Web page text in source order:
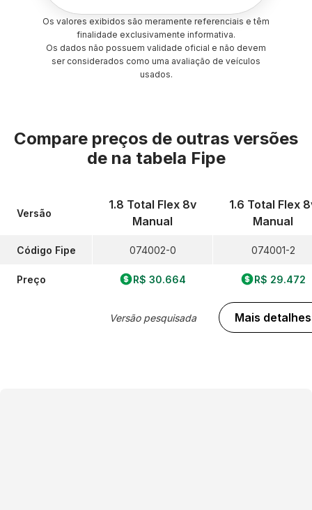
Os valores exibidos são meramente referenciais e têm
finalidade exclusivamente informativa.
Os dados não possuem validade oficial e não devem
ser considerados como uma avaliação de veículos
usados.
Compare preços de outras versões
de na tabela Fipe
Versão
Código Fipe
Preço
1.8 Total Flex 8v
Manual
074002-0
R$ 30.664
Versão pesquisada
1.6 Total Flex
Manual
074001-2
R$ 29.472
Mais detalhes